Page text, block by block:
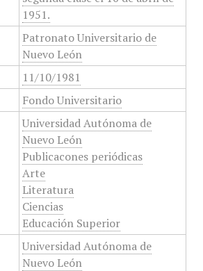
1951.
Patronato Universitario de
Nuevo León
11/10/1981
Fondo Universitario
Universidad Autónoma de
Nuevo León
Publicacones periódicas
Arte
Literatura
Ciencias
Educación Superior
Universidad Autónoma de
Nuevo León